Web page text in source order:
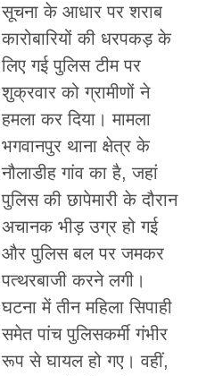
सूचना के आधार पर शराब
कारोबारियों की धरपकड़ के
लिए गई पुलिस टीम पर
शुक्रवार को ग्रामीणों ने
हमला कर दिया। मामला
भगवानपुर थाना क्षेत्र के
नौलाडीह गांव का है, जहां
पुलिस की छापेमारी के दौरान
अचानक भीड़ उग्र हो गई
और पुलिस बल पर जमकर
पत्थरबाजी करने लगी।
घटना में तीन महिला सिपाही
समेत पांच पुलिसकर्मी गंभीर
रूप से घायल हो गए। वहीं,